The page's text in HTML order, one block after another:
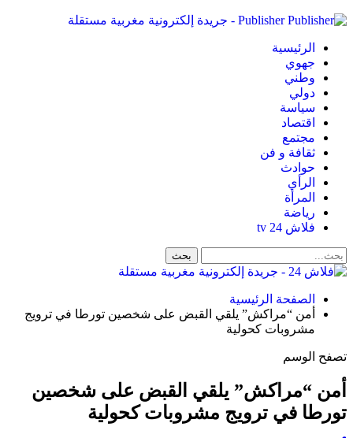
Publisher - جريدة إلكترونية مغربية مستقلة
الرئيسية
جهوي
وطني
دولي
سياسة
اقتصاد
مجتمع
ثقافة و فن
حوادث
الرأي
المرأة
رياضة
فلاش 24 tv
الصفحة الرئيسية
أمن “مراكش” يلقي القبض على شخصين تورطا في ترويج
مشروبات كحولية
تصفح الوسم
أمن “مراكش” يلقي القبض على شخصين
تورطا في ترويج مشروبات كحولية